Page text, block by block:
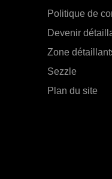
Politique de
Devenir
Zone
Sezzle
Plan du site